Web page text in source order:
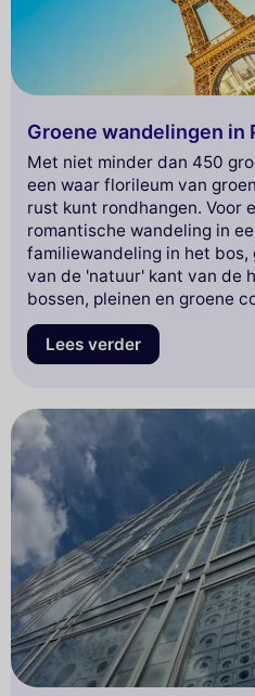
Groene wandelingen in
Met niet minder dan 450
een waar florileum van
rust kunt rondhangen. Voor
romantische wandeling in
familiewandeling in het
van de 'natuur' kant van de
bossen, pleinen en groene
natuurliefhebbers zullen
dankzij de grote
en kunnen zich in het groen
meer een liefhebber bent
weg van de stadsdrukte,
zeer mooie circuits nabij
van Parijs of in grote
Chaumont of Montsouris.
Lees verder